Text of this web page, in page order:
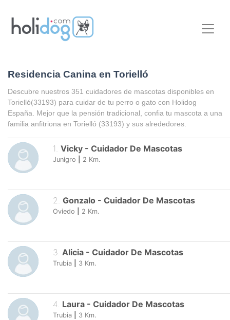
Residencia Canina en Torielló
Descubre nuestros 351 cuidadores de mascotas disponibles en
Torielló(33193) para cuidar de tu perro o gato con Holidog
España. Mejor que la pensión tradicional, confia tu mascota a una
familia anfitriona en Torielló (33193) y sus alrededores.
1 Vicky - Cuidador De Mascotas
Junigro 2 Km.
2. Gonzalo - Cuidador De Mascotas
Oviedo 2 Km.
3. Alicia - Cuidador De Mascotas
Trubia 3 Km.
4. Laura - Cuidador De Mascotas
Trubia 3 Km.